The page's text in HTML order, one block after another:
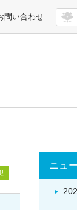
ニュ
問い合わせ